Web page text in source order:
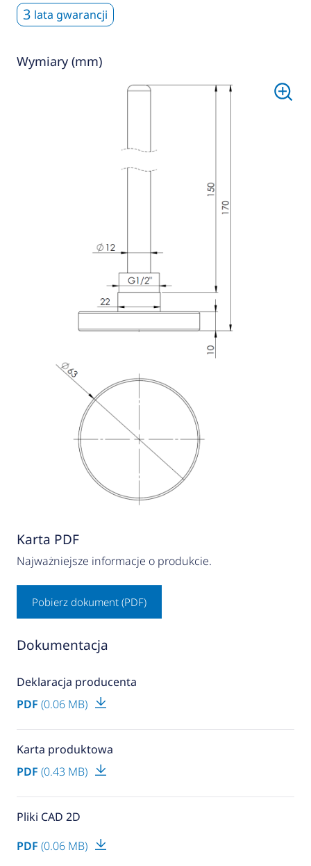
3 lata gwarancji
Wymiary (mm)
Karta PDF
Najważniejsze informacje o produkcie.
Pobierz dokument (PDF)
Dokumentacja
Deklaracja producenta
PDF (0.06 MB)
Karta produktowa
PDF (0.43 MB)
Pliki CAD 2D
PDF (0.06 MB)